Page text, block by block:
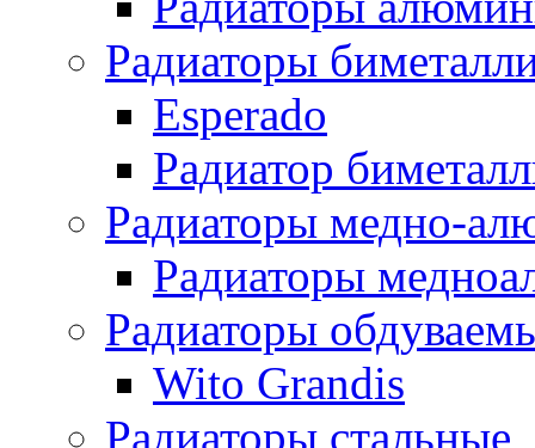
Радиаторы
Esperado
Радиатор
Радиаторы медно-
Радиаторы
Радиаторы
Wito Grandis
Радиаторы стальные